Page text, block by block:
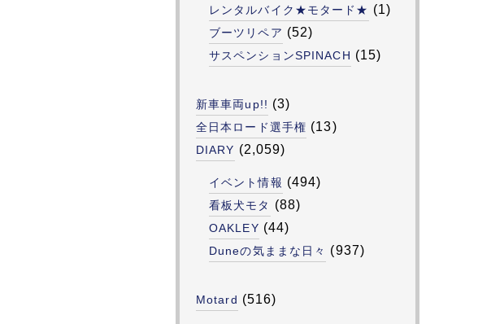
レンタルバイク★モタード★ (1)
ブーツリペア (52)
サスペンションSPINACH (15)
新車車両up!! (3)
全日本ロード選手権 (13)
DIARY (2,059)
イベント情報 (494)
看板犬モタ (88)
OAKLEY (44)
Duneの気ままな日々 (937)
Motard (516)